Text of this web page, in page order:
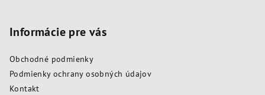
i
Informácie pre vás
Obchodné podmienky
Podmienky ochrany osobných údajov
Kontakt